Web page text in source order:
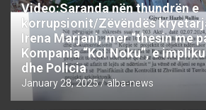
Video:Saranda nën thundrën e
korrupsionit/Zëvëndës
Irena Marjani, mer “thesin me
Kompania “Kol Noku”, e
dhe Policia
January 28, 2025 alba-news